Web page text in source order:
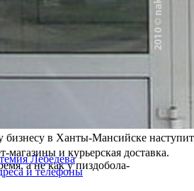
в Ханты-Мансийске наступит
магазины и курьерская доставка.
а не как у пиздобола-
Лебедева
и телефоны